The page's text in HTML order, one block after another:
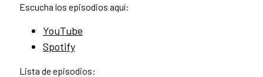
Escucha los episodios aquí:
YouTube
Spotify
Lista de episodios: